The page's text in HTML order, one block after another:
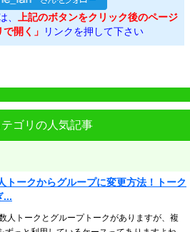
、
上記のボタンをクリック後のページ
で開く」 リンクを押して下さい
ゴリの人気記事
トークからグループに変更方法！トーク
...
人トークとグループトークがありますが、複